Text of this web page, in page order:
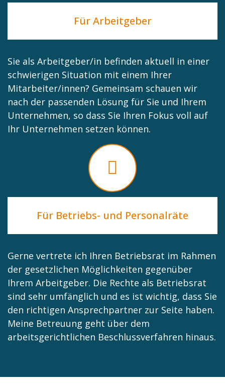
Für Arbeitgeber
Sie als Arbeitgeber/in befinden aktuell in einer
schwierigen Situation mit einem Ihrer
Mitarbeiter/innen? Gemeinsam schauen wir
nach der passenden Lösung für Sie und Ihrem
Unternehmen, so dass Sie Ihren Fokus voll auf
Ihr Unternehmen setzen können.
Für Betriebs- und Personalräte
Gerne vertrete ich Ihren Betriebsrat im Rahmen
der gesetzlichen Möglichkeiten gegenüber
Ihrem Arbeitgeber. Die Rechte als Betriebsrat
sind sehr umfänglich und es ist wichtig, dass Sie
den richtigen Ansprechpartner zur Seite haben.
Meine Betreuung geht über dem
arbeitsgerichtlichen Beschlussverfahren hinaus.